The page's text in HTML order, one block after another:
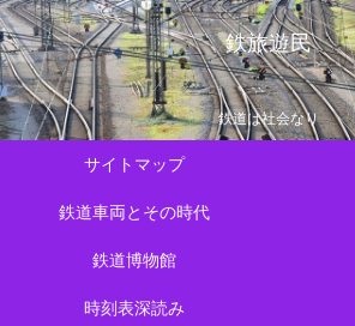
鉄旅遊民
鉄道は社会なり
サイトマップ
鉄道車両とその時代
鉄道博物館
時刻表深読み